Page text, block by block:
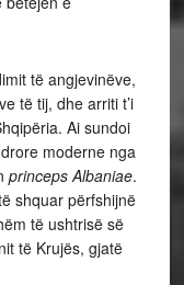
të angjevinëve,
të tij, dhe arriti t’i
Ai sundoi
moderne nga
princeps Albaniae.
shquar përfshijnë
të ushtrisë së
të Krujës, gjatë